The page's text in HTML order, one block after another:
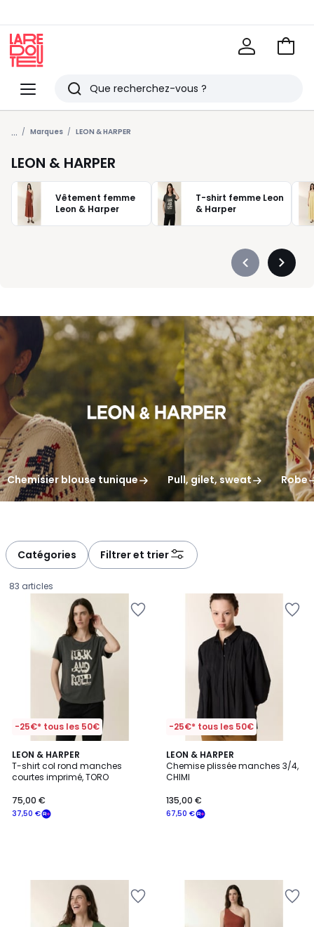
Menu
Redoute
Rechercher
Derniers
articles
vus
Voir
... Marques LEON & HARPER
LEON & HARPER
Vêtement femme
Leon & Harper
T-shirt femme Leon
& Harper
Précédent
gauchedroite
Chemisier blouse tunique Pull, gilet, sweat Robe
Catégories Filtrer et trier
83 articles
-25€* tous les 50€
LEON & HARPER
T-shirt col rond manches
courtes imprimé, TORO
€
souscrivez
37,50 €
75,00 €
-25€* tous les 50€
LEON & HARPER
Chemise plissée manches 3/4,
CHIMI
67,50 €
135,00 €